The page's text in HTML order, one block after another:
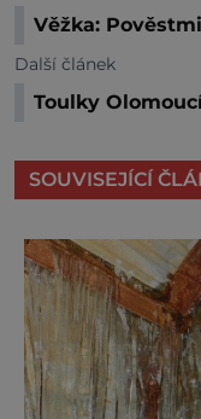
Věžka:
Další článek
Toulky
SOUVISEJÍCÍ